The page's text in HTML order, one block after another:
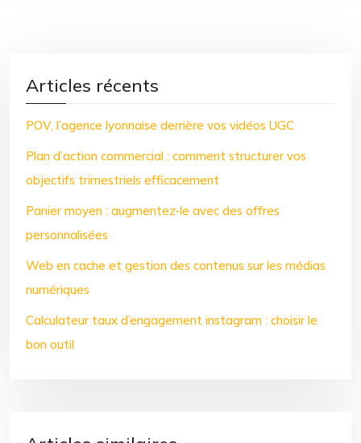
Articles récents
POV, l’agence lyonnaise derrière vos vidéos UGC
Plan d’action commercial : comment structurer vos
objectifs trimestriels efficacement
Panier moyen : augmentez-le avec des offres
personnalisées
Web en cache et gestion des contenus sur les médias
numériques
Calculateur taux d’engagement instagram : choisir le
bon outil